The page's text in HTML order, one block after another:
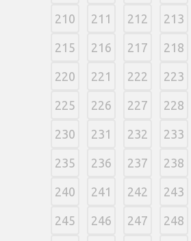
210 211 212 213
215 216 217 218
220 221 222 223
225 226 227 228
230 231 232 233
235 236 237 238
240 241 242 243
245 246 247 248